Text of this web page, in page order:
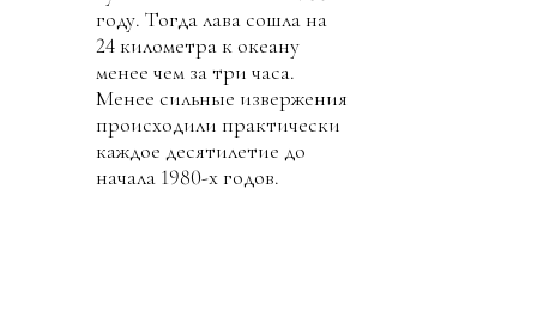
году. Тогда лава сошла на
24 километра к океану
менее чем за три часа.
Менее сильные извержения
происходили практически
каждое десятилетие до
начала 1980-х годов.